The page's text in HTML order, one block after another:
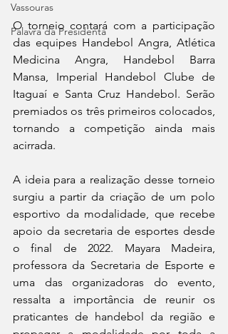
Vassouras
Palavra da Presidenta
O torneio contará com a participação
das equipes Handebol Angra, Atlética
Medicina Angra, Handebol Barra
Mansa, Imperial Handebol Clube de
Itaguaí e Santa Cruz Handebol. Serão
premiados os três primeiros colocados,
tornando a competição ainda mais
acirrada.
A ideia para a realização desse torneio
surgiu a partir da criação de um polo
esportivo da modalidade, que recebe
apoio da secretaria de esportes desde
o final de 2022. Mayara Madeira,
professora da Secretaria de Esporte e
uma das organizadoras do evento,
ressalta a importância de reunir os
praticantes de handebol da região e